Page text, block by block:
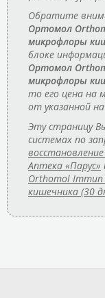
Обратите
Ортомол
микрофлоры
блоке
Ортомол
микрофлоры
то его цена
от указанной
Эту страницу
системах по
Аптека «Парус»
Orthomol
кишечника (30